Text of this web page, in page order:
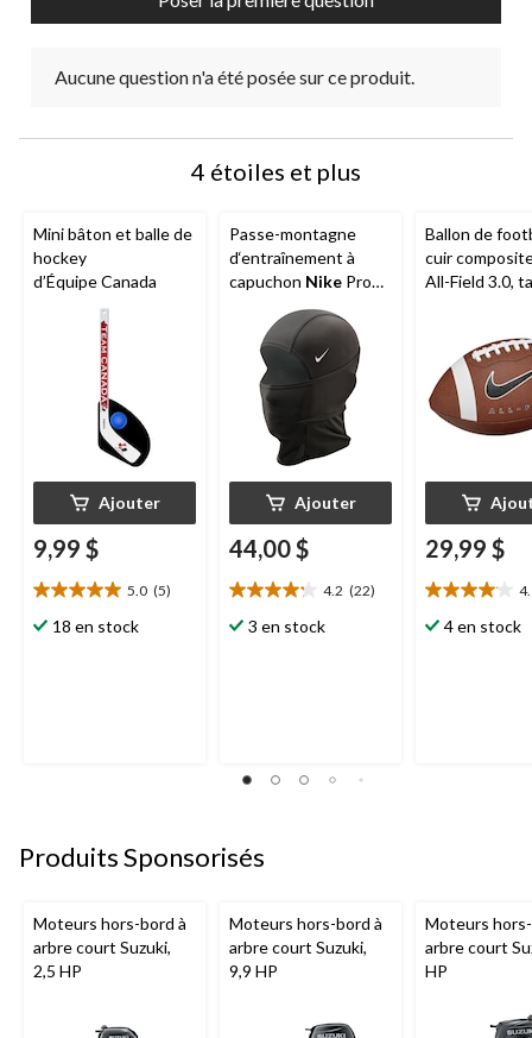
Aucune question n'a été posée sur ce produit.
4 étoiles et plus
Mini bâton et balle de
hockey
d’Équipe Canada
Ajouter
9,99 $
5.0 (5)
5.0
étoile(s)
18 en stock
Passe-montagne
d‘entraînement à
capuchon Nike Pro
Hyperwarm,
noir/blanc, taille
universelle
Ajouter
44,00 $
4.2 (22)
4.2
étoile(s)
3 en stock
Ballon de
cuir
All-Field 3.0,
29,99 $
4.1
étoile(s)
4 en stock
Produits Sponsorisés
Moteurs hors-bord à
arbre court Suzuki,
2,5 HP
Moteurs hors-bord à
arbre court Suzuki,
9,9 HP
Moteurs
arbre court
HP